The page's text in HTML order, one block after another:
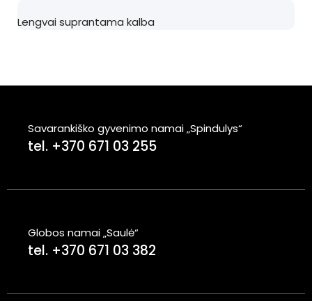
Lengvai suprantama kalba
Savarankiško gyvenimo namai „Spindulys“
tel. +370 671 03 255
Globos namai „Saulė“
tel. +370 671 03 382